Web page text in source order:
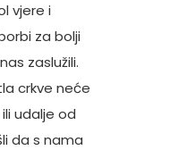
vjere i
za bolji
zaslužili.
crkve neće
udalje od
da s nama